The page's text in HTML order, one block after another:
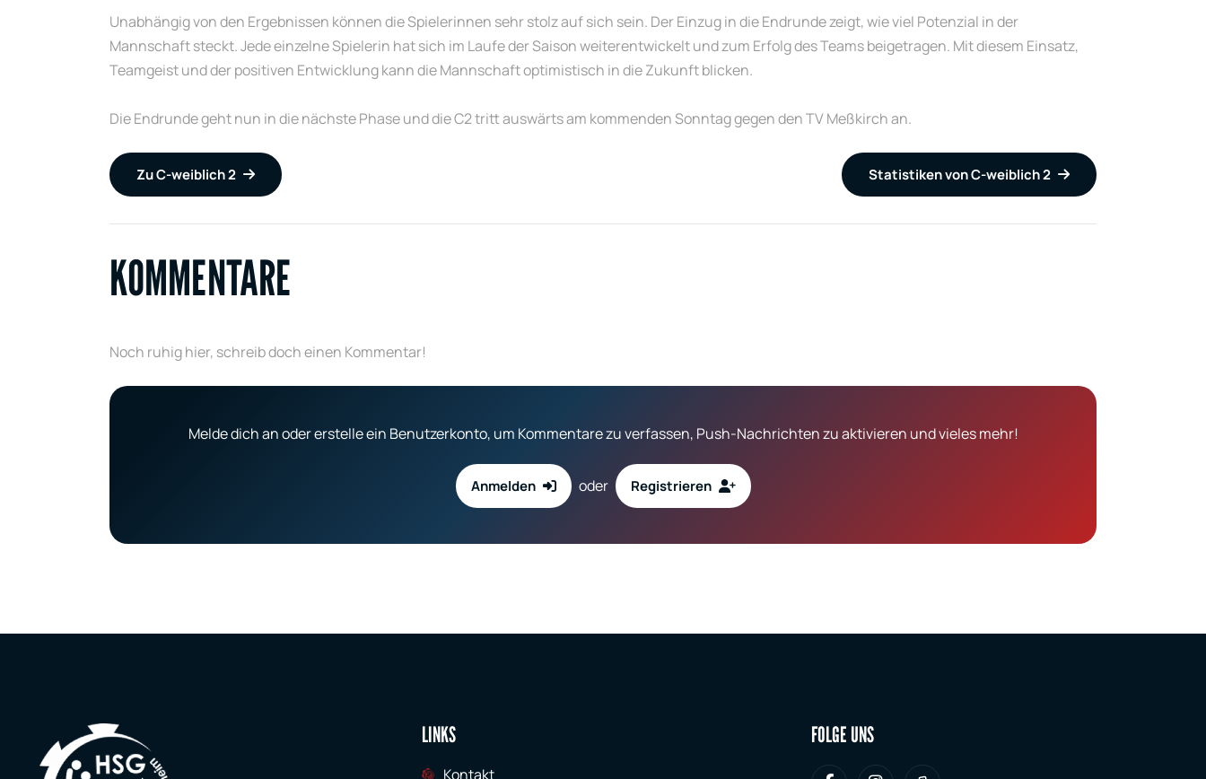
Unabhängig von den Ergebnissen können die Spielerinnen sehr stolz auf sich sein. Der Einzug in die Endrunde zeigt, wie viel Potenzial in der
Mannschaft steckt. Jede einzelne Spielerin hat sich im Laufe der Saison weiterentwickelt und zum Erfolg des Teams beigetragen. Mit diesem Einsatz,
Teamgeist und der positiven Entwicklung kann die Mannschaft optimistisch in die Zukunft blicken.
Die Endrunde geht nun in die nächste Phase und die C2 tritt auswärts am kommenden Sonntag gegen den TV Meßkirch an.
Zu C-weiblich 2 Statistiken von C-weiblich 2
KOMMENTARE
Noch ruhig hier, schreib doch einen Kommentar!
Melde dich an oder erstelle ein Benutzerkonto, um Kommentare zu verfassen, Push-Nachrichten zu aktivieren und vieles mehr!
Anmelden oder Registrieren
LINKS
Kontakt
FOLGE UNS